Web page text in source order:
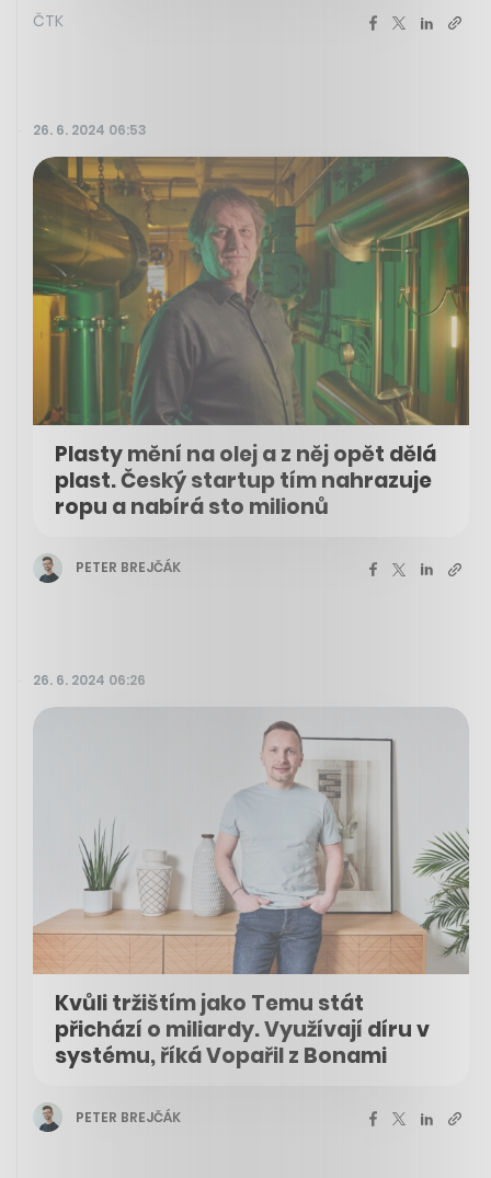
ČTK
26. 6. 2024 06:53
Plasty mění na olej a z něj opět dělá
plast. Český startup tím nahrazuje
ropu a nabírá sto milionů
PETER BREJČÁK
26. 6. 2024 06:26
Kvůli tržištím jako Temu stát
přichází o miliardy. Využívají díru v
systému, říká Vopařil z Bonami
PETER BREJČÁK